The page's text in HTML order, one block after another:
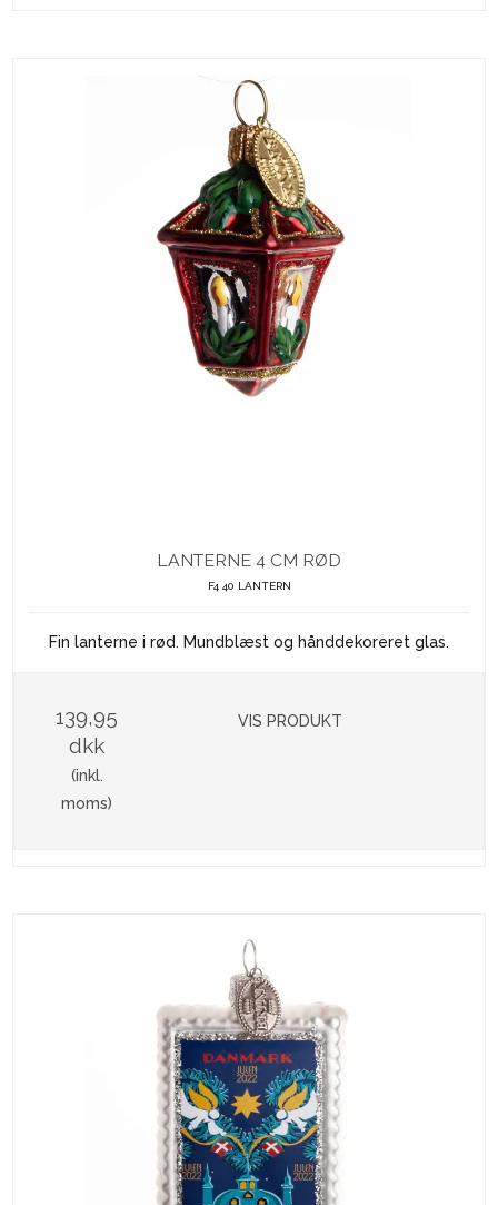
LANTERNE 4 CM RØD
F4 40 LANTERN
Fin lanterne i rød. Mundblæst og hånddekoreret glas.
139,95
dkk
(inkl.
moms)
VIS PRODUKT